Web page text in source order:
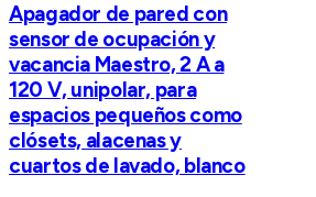
Apagador de pared con
sensor de ocupación y
vacancia Maestro, 2 A a
120 V, unipolar, para
espacios pequeños como
clósets, alacenas y
cuartos de lavado, blanco